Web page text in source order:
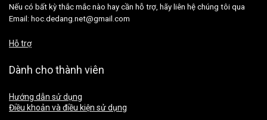
Nếu có bất kỳ thắc mắc nào hay cần hỗ trợ, hãy liên hệ chúng tôi qua
Email: hoc.dedang.net@gmail.com
Hỗ trợ
Dành cho thành viên
Hướng dẫn sử dụng
Điều khoản và điều kiện sử dụng